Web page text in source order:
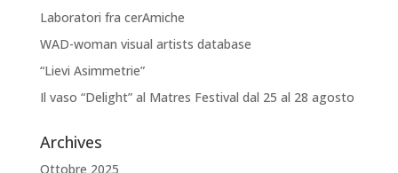
Laboratori fra cerAmiche
WAD-woman visual artists database
“Lievi Asimmetrie”
Il vaso “Delight” al Matres Festival dal 25 al 28 agosto
Archives
Ottobre 2025